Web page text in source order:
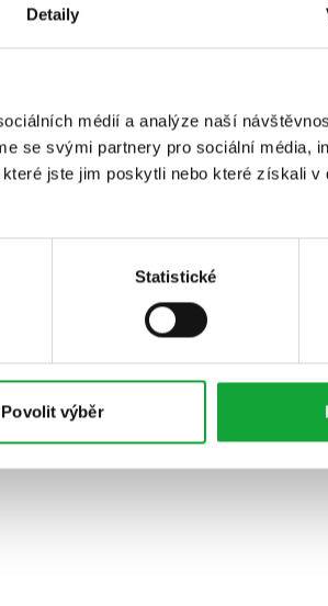
Detaily
médií a analýze naší
se svými partnery pro sociální média,
jste jim poskytli nebo které získali v
Statistické
Povolit výběr